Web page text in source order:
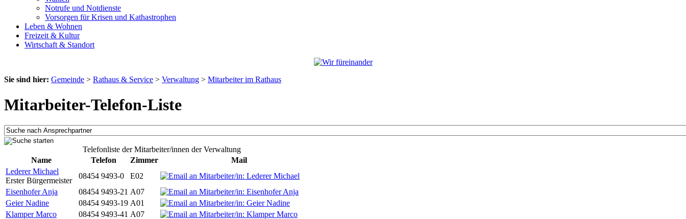
Notrufe und Notdienste
Vorsorgen für Krisen und Kathastrophen
Leben & Wohnen
Freizeit & Kultur
Wirtschaft & Standort
Sie sind hier: Gemeinde > Rathaus & Service > Verwaltung > Mitarbeiter im Rathaus
Mitarbeiter-Telefon-Liste
Telefonliste der Mitarbeiter/innen der Verwaltung
Name
Telefon Zimmer
Mail
Lederer Michael
Erster Bürgermeister
08454 9493-0
E02
Eisenhofer Anja
08454 9493-21 A07
Geier Nadine
08454 9493-19 A01
Klamper Marco
08454 9493-41 A07